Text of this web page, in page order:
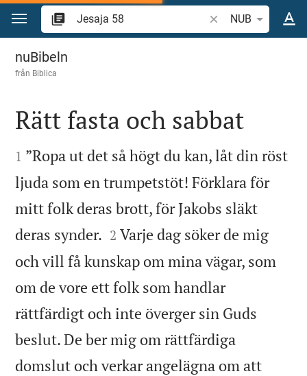
Hoppa till innehåll
Sök bibelvers eller
NUB
Jesaja 58
nuBibeln
från Biblica

Rätt fasta och sabbat

1 ”Ropa ut det så högt du kan, låt din röst
ljuda som en trumpetstöt! Förklara för
mitt folk deras brott, för Jakobs släkt
deras synder. 

2 Varje dag söker de mig
och vill få kunskap om mina vägar, som
om de vore ett folk som handlar
rättfärdigt och inte överger sin Guds
beslut. De ber mig om rättfärdiga
domslut och verkar angelägna om att